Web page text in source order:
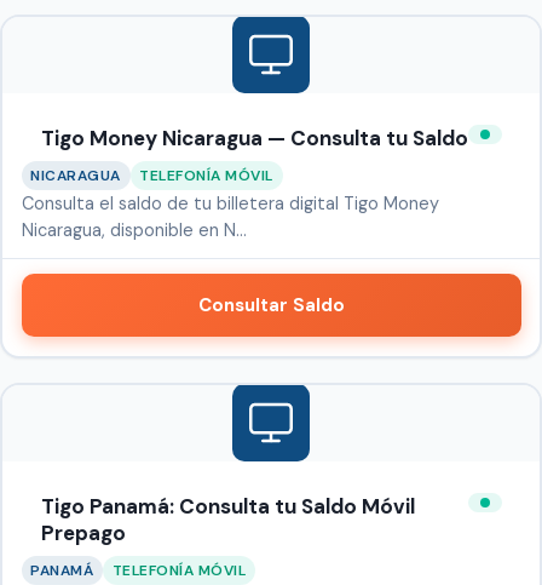
Tigo Money Nicaragua — Consulta tu Saldo
NICARAGUA TELEFONÍA MÓVIL
Consulta el saldo de tu billetera digital Tigo Money
Nicaragua, disponible en N…
Consultar Saldo
Tigo Panamá: Consulta tu Saldo Móvil
Prepago
PANAMÁ TELEFONÍA MÓVIL